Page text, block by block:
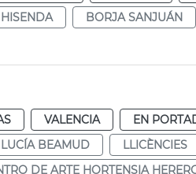
HISENDA BORJA SANJUÁN
VALENCIA
EN
LUCÍA BEAMUD LLICÈNCIES
DE ARTE HORTENSIA